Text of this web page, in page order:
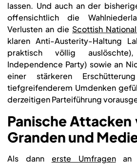
lassen. Und auch an der
offensichtlich die
Verlusten an die Scottish
klaren Anti-Austerity-Haltung
praktisch völlig
Independence Party) sowie an
einer stärkeren
tiefgreifenderem Umdenken
derzeitigen Parteiführung
Panische
Granden und
Als dann erste Umfragenan